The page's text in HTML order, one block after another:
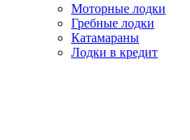
Моторные лодки
Гребные лодки
Катамараны
Лодки в кредит